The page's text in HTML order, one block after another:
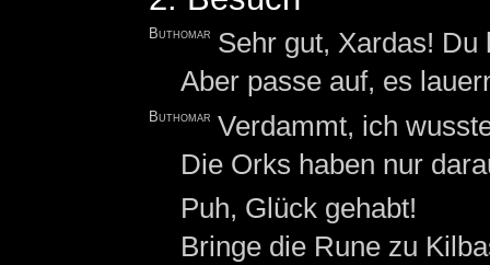
Buthomar Sehr gut, Xardas!
Aber passe auf, es
Buthomar Verdammt, ich
Die Orks haben nur
Puh, Glück gehabt!
Bringe die Rune zu